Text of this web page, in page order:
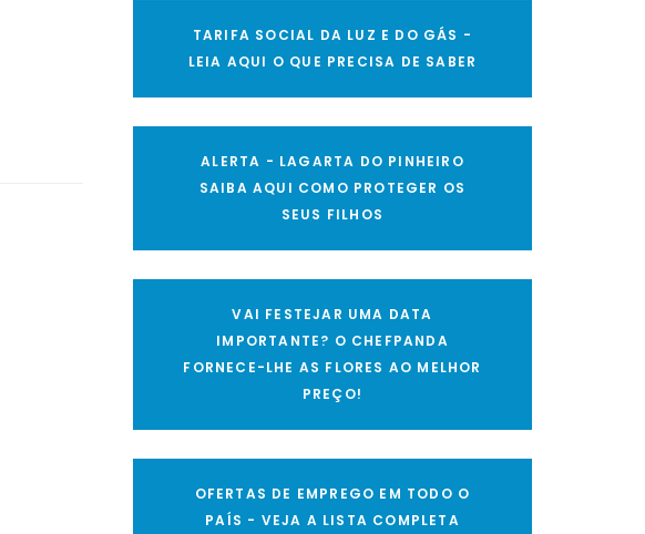
TARIFA SOCIAL DA LUZ E DO GÁS -
LEIA AQUI O QUE PRECISA DE SABER
ALERTA - LAGARTA DO PINHEIRO
SAIBA AQUI COMO PROTEGER OS
SEUS FILHOS
VAI FESTEJAR UMA DATA
IMPORTANTE? O CHEFPANDA
FORNECE-LHE AS FLORES AO MELHOR
PREÇO!
OFERTAS DE EMPREGO EM TODO O
PAÍS - VEJA A LISTA COMPLETA